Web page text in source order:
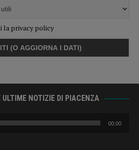
la privacy policy
NOTIZIE DI PIACENZA
00:00